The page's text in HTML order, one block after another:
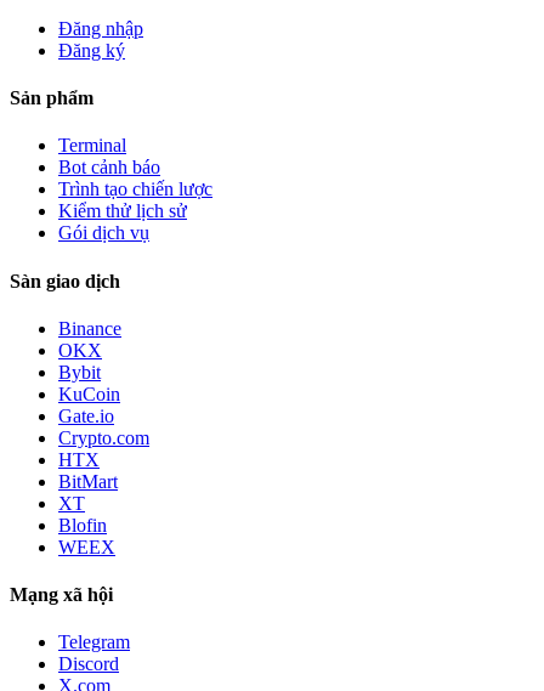
Đăng nhập
Đăng ký
Sản phẩm
Terminal
Bot cảnh báo
Trình tạo chiến lược
Kiểm thử lịch sử
Gói dịch vụ
Sàn giao dịch
Binance
OKX
Bybit
KuCoin
Gate.io
Crypto.com
HTX
BitMart
XT
Blofin
WEEX
Mạng xã hội
Telegram
Discord
X.com